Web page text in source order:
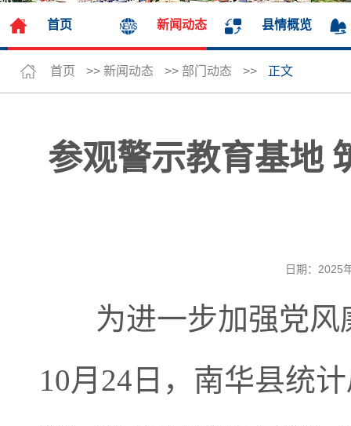
首页 新闻动态 县情概览
首页 >> 新闻动态 >> 部门动态 >> 正文
参观警示教育基地
日期：
为进一步加强党风
10月 24 日，南华县统